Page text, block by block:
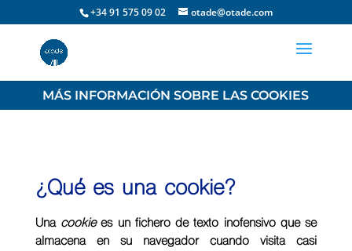
+34 91 575 09 02 otade@otade.com
MÁS INFORMACIÓN SOBRE LAS COOKIES
¿Qué es una cookie?
Una cookiees un fichero de texto inofensivoque se
almacena en su navegador cuando visita casi